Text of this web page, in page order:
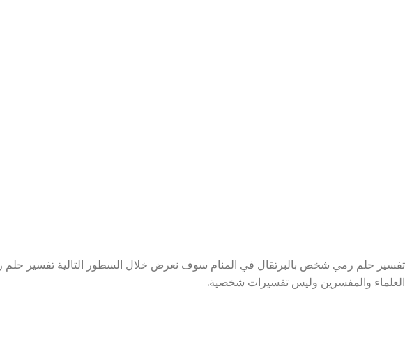
تفسير حلم رمي شخص بالبرتقال في المنام سوف نعرض خلال السطور التالية تفسير
العلماء والمفسرين وليس تفسيرات شخصية.